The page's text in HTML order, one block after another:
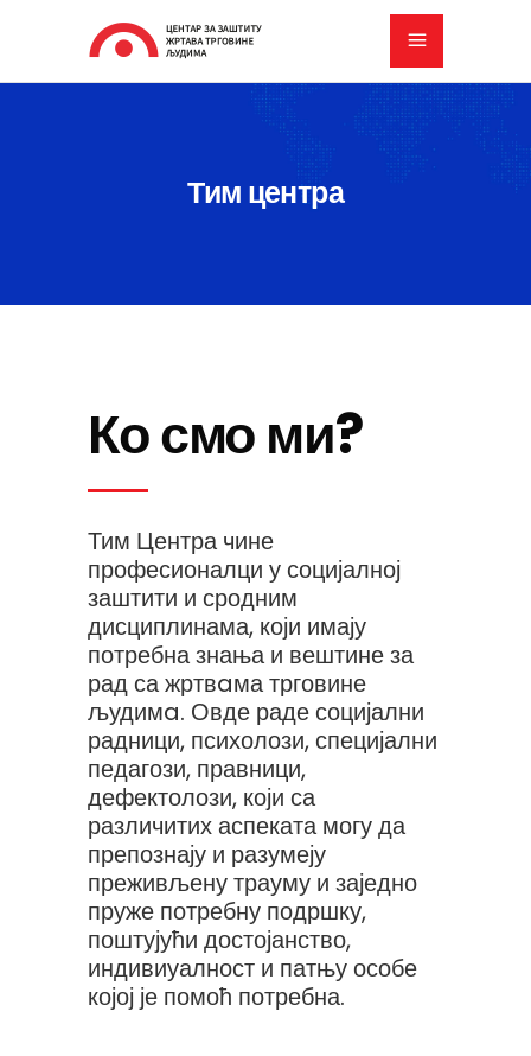
Тим центра
Ко смо ми?
Тим Центра чине
професионалци у социјалној
заштити и сродним
дисциплинама, који имају
потребна знања и вештине за
рад са жртвaма трговине
људимa. Овде раде социјални
радници, психолози, специјални
педагози, правници,
дефектолози, који са
различитих аспеката могу да
препознају и разумеју
преживљену трауму и заједно
пруже потребну подршку,
поштујући достојанство,
индивиуалност и патњу особе
којој је помоћ потребна.